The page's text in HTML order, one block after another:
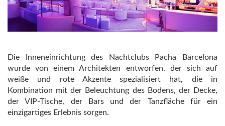
Die Inneneinrichtung des Nachtclubs Pacha Barcelona
wurde von einem Architekten entworfen, der sich auf
weiße und rote Akzente spezialisiert hat, die in
Kombination mit der Beleuchtung des Bodens, der Decke,
der VIP-Tische, der Bars und der Tanzfläche für ein
einzigartiges Erlebnis sorgen.